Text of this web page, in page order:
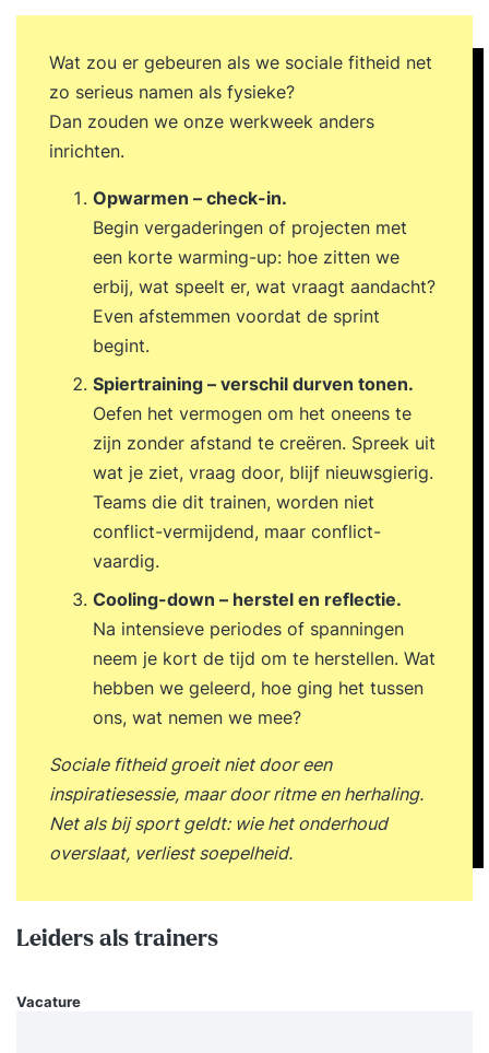
krijgt tools en handvatten die helpen in situaties
waar je tegenaan loopt. We delen de training het
liefst op in kortere sessies. Zo heb je tussendoor
tijd om te oefenen en aan de slag te gaan met de
bespreken hoe het gaat. Zo bouwen we stukje
voor stukje, in plaats van dat we je in 1x
overspoelen met alle nieuwe informatie. Daarbij
krijg je van ons een hand-out waarin je de inhoud
van de training nog eens kan doorlezen en je
eigen persoonlijke plan van aanpak waarin jouw
leerdoelen en de weg daarnaartoe beschreven
staat. Tevens staan we na de training altijd voor
je klaar met onze support. Benieuwd geworden?
Vraag dan nu de gratis brochure aan en laat je e-
mailadres en/of telefoonnummer achter. Dan
neemt Supertrainer z.s.m. contact met je op om
de training vorm te geven. Liever incompany
een voorstel op maat. Voor wie? Professionals,
leidinggevenden en iedereen die persoonlijk
leiderschap wil bezitten. Resultaat Na de training
beschik je over tools en handvatten om op een
zelfverzekerde en effectieve manier persoonlijk
leiderschap op je eigen leven toe te passen.
Werkwijze van Supertrainer Intakegesprek
(vrijblijvend)Jij krijgt de beste training als die is
afgestemd op jouw behoeften. Daarom brengen
telefonisch en duurt maximaal 30 minuten.
Tegelijkertijd kan jij ook alles aan ons vragen om
brochure (vrijblijvend)Na het intakegesprek krijg
Wat zou er gebeuren als we sociale fitheid net
zo serieus namen als fysieke?
Dan zouden we onze werkweek anders
inrichten.
Opwarmen – check-in.
Begin vergaderingen of projecten met
een korte warming-up: hoe zitten we
erbij, wat speelt er, wat vraagt aandacht?
Even afstemmen voordat de sprint
begint.
Spiertraining – verschil durven tonen.
Oefen het vermogen om het oneens te
zijn zonder afstand te creëren. Spreek uit
wat je ziet, vraag door, blijf nieuwsgierig.
Teams die dit trainen, worden niet
conflict-vermijdend, maar conflict-
vaardig.
Cooling-down – herstel en reflectie.
Na intensieve periodes of spanningen
neem je kort de tijd om te herstellen. Wat
hebben we geleerd, hoe ging het tussen
ons, wat nemen we mee?
Sociale fitheid groeit niet door een
inspiratiesessie, maar door ritme en herhaling.
Net als bij sport geldt: wie het onderhoud
overslaat, verliest soepelheid.
Leiders als trainers
Vacature